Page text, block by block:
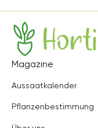
Hortica
Magazine
Aussaatkalender
Pflanzenbestimmung